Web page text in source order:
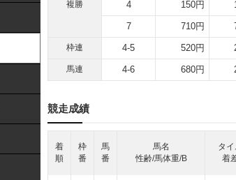
複勝 4 150円
7 710円
枠連 4-5 520円
馬連 4-6 680円
競走成績
着
順
枠
番
馬
番
馬名
性齢/馬体重/B
タイ
着